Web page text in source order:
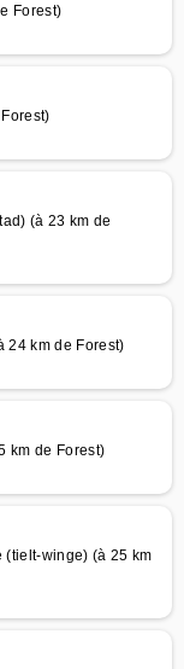
Forest)
(à 23 km de
24 km de Forest)
km de Forest)
(tielt-winge) (à 25 km